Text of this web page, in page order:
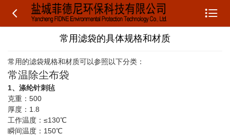
 
常用滤袋的具体规格和材质
常用的滤袋规格和材质可以参照以下分类：
常温除尘布袋
1、涤纶针刺毡
克重：500
厚度：1.8
工作温度：≤130℃
瞬间温度：150℃